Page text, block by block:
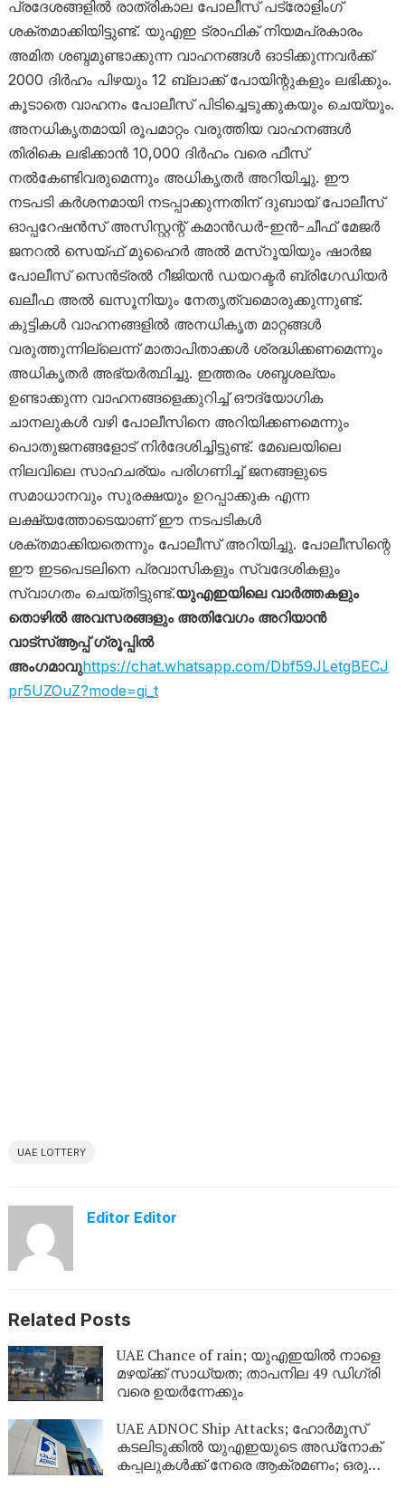
പ്രദേശങ്ങളിൽ രാത്രികാല പോലീസ് പട്രോളിംഗ്
ശക്തമാക്കിയിട്ടുണ്ട്. യുഎഇ ട്രാഫിക് നിയമപ്രകാരം
അമിത ശബ്ദമുണ്ടാക്കുന്ന വാഹനങ്ങൾ ഓടിക്കുന്നവർക്ക്
2000 ദിർഹം പിഴയും 12 ബ്ലാക്ക് പോയിന്റുകളും ലഭിക്കും.
കൂടാതെ വാഹനം പോലീസ് പിടിച്ചെടുക്കുകയും ചെയ്യും.
അനധികൃതമായി രൂപമാറ്റം വരുത്തിയ വാഹനങ്ങൾ
തിരികെ ലഭിക്കാൻ 10,000 ദിർഹം വരെ ഫീസ്
നൽകേണ്ടിവരുമെന്നും അധികൃതർ അറിയിച്ചു. ഈ
നടപടി കർശനമായി നടപ്പാക്കുന്നതിന് ദുബായ് പോലീസ്
ഓപ്പറേഷൻസ് അസിസ്റ്റന്റ് കമാൻഡർ-ഇൻ-ചീഫ് മേജർ
ജനറൽ സെയ്ഫ് മുഹൈർ അൽ മസ്‌റൂയിയും ഷാർജ
പോലീസ് സെൻട്രൽ റീജിയൻ ഡയറക്ടർ ബ്രിഗേഡിയർ
ഖലീഫ അൽ ഖസൂനിയും നേതൃത്വമൊരുക്കുന്നുണ്ട്.
കുട്ടികൾ വാഹനങ്ങളിൽ അനധികൃത മാറ്റങ്ങൾ
വരുത്തുന്നില്ലെന്ന് മാതാപിതാക്കൾ ശ്രദ്ധിക്കണമെന്നും
അധികൃതർ അഭ്യർത്ഥിച്ചു. ഇത്തരം ശബ്ദശല്യം
ഉണ്ടാക്കുന്ന വാഹനങ്ങളെക്കുറിച്ച് ഔദ്യോഗിക
ചാനലുകൾ വഴി പോലീസിനെ അറിയിക്കണമെന്നും
പൊതുജനങ്ങളോട് നിർദേശിച്ചിട്ടുണ്ട്. മേഖലയിലെ
നിലവിലെ സാഹചര്യം പരിഗണിച്ച് ജനങ്ങളുടെ
സമാധാനവും സുരക്ഷയും ഉറപ്പാക്കുക എന്ന
ലക്ഷ്യത്തോടെയാണ് ഈ നടപടികൾ
ശക്തമാക്കിയതെന്നും പോലീസ് അറിയിച്ചു. പോലീസിന്റെ
ഈ ഇടപെടലിനെ പ്രവാസികളും സ്വദേശികളും
സ്വാഗതം ചെയ്തിട്ടുണ്ട്.യുഎഇയിലെ വാർത്തകളും
തൊഴിൽ അവസരങ്ങളും അതിവേഗം അറിയാൻ
വാട്സ്ആപ്പ് ഗ്രൂപ്പിൽ
അംഗമാവുhttps://chat.whatsapp.com/Dbf59JLetgBECJ
pr5UZOuZ?mode=gi_t
UAE LOTTERY
Editor Editor
Related Posts
UAE Chance of rain; യുഎഇയിൽ നാളെ
മഴയ്ക്ക് സാധ്യത; താപനില 49 ഡിഗ്രി
വരെ ഉയർന്നേക്കും
UAE ADNOC Ship Attacks; ഹോർമുസ്
കടലിടുക്കിൽ യുഎഇയുടെ അഡ്‌നോക്
കപ്പലുകൾക്ക് നേരെ ആക്രമണം; ഒരു